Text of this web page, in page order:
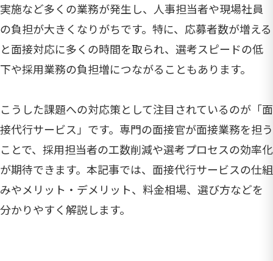
実施など多くの業務が発生し、人事担当者や現場社員
の負担が大きくなりがちです。特に、応募者数が増える
と面接対応に多くの時間を取られ、選考スピードの低
下や採用業務の負担増につながることもあります。
こうした課題への対応策として注目されているのが「面
接代行サービス」です。専門の面接官が面接業務を担う
ことで、採用担当者の工数削減や選考プロセスの効率化
が期待できます。本記事では、面接代行サービスの仕組
みやメリット・デメリット、料金相場、選び方などを
分かりやすく解説します。